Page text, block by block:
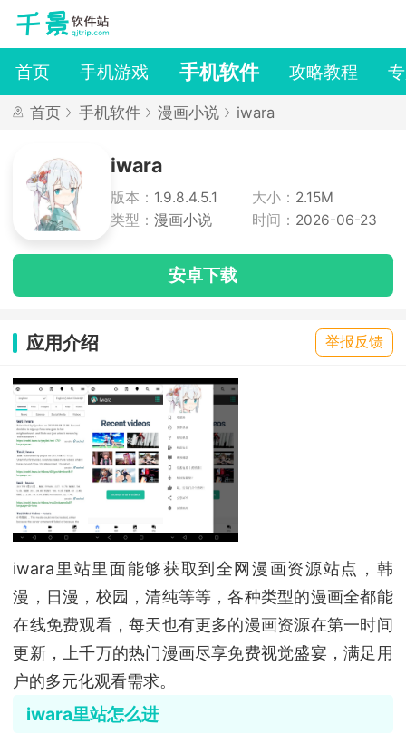
首页 手机游戏 手机软件 攻略教程
首页 手机软件 漫画小说 iwara
iwara
版本： 1.9.8.4.5.1 大小： 2.15M
类型： 漫画小说 时间： 2026-06-23
安卓下载
应用介绍 举报反馈
iwara里站里面能够获取到全网漫画资源站点，韩
漫，日漫，校园，清纯等等，各种类型的漫画全都能
在线免费观看，每天也有更多的漫画资源在第一时间
更新，上千万的热门漫画尽享免费视觉盛宴，满足用
户的多元化观看需求。
iwara里站怎么进